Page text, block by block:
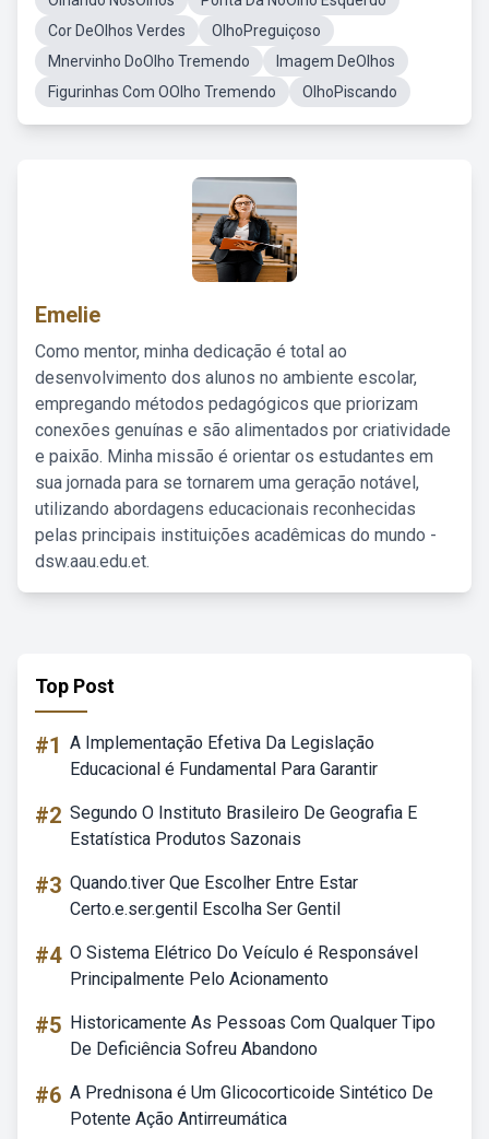
Cor DeOlhos Verdes
OlhoPreguiçoso
Mnervinho DoOlho Tremendo
Imagem DeOlhos
Figurinhas Com OOlho Tremendo
OlhoPiscando
Emelie
Como mentor, minha dedicação é total ao
desenvolvimento dos alunos no ambiente escolar,
empregando métodos pedagógicos que priorizam
conexões genuínas e são alimentados por criatividade
e paixão. Minha missão é orientar os estudantes em
sua jornada para se tornarem uma geração notável,
utilizando abordagens educacionais reconhecidas
pelas principais instituições acadêmicas do mundo -
dsw.aau.edu.et.
Top Post
#1 A Implementação Efetiva Da Legislação
Educacional é Fundamental Para Garantir
#2 Segundo O Instituto Brasileiro De Geografia E
Estatística Produtos Sazonais
#3 Quando.tiver Que Escolher Entre Estar
Certo.e.ser.gentil Escolha Ser Gentil
#4 O Sistema Elétrico Do Veículo é Responsável
Principalmente Pelo Acionamento
#5 Historicamente As Pessoas Com Qualquer Tipo
De Deficiência Sofreu Abandono
#6 A Prednisona é Um Glicocorticoide Sintético De
Potente Ação Antirreumática